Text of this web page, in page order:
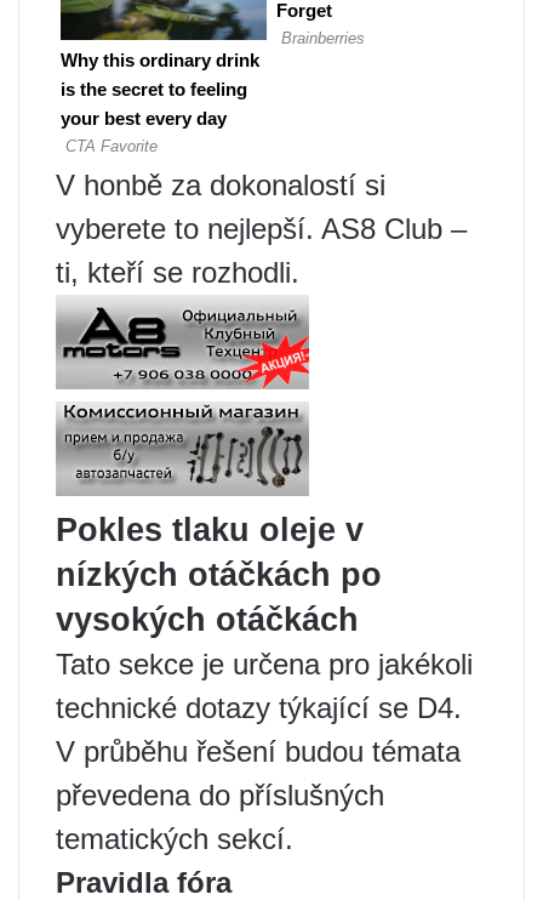
V honbě za dokonalostí si
vyberete to nejlepší. AS8 Club –
ti, kteří se rozhodli.
Pokles tlaku oleje v
nízkých otáčkách po
vysokých otáčkách
Tato sekce je určena pro jakékoli
technické dotazy týkající se D4.
V průběhu řešení budou témata
převedena do příslušných
tematických sekcí.
Pravidla fóra